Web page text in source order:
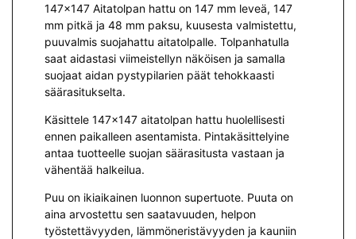
147×147 Aitatolpan hattu on 147 mm leveä, 147
mm pitkä ja 48 mm paksu, kuusesta valmistettu,
puuvalmis suojahattu aitatolpalle. Tolpanhatulla
saat aidastasi viimeistellyn näköisen ja samalla
suojaat aidan pystypilarien päät tehokkaasti
säärasitukselta.
Käsittele 147×147 aitatolpan hattu huolellisesti
ennen paikalleen asentamista. Pintakäsittelyine
antaa tuotteelle suojan säärasitusta vastaan ja
vähentää halkeilua.
Puu on ikiaikainen luonnon supertuote. Puuta on
aina arvostettu sen saatavuuden, helpon
työstettävyyden, lämmöneristävyyden ja kauniin